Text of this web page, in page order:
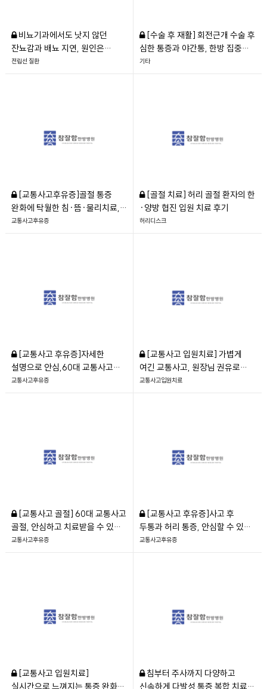
비뇨기과에서도 낫지 않던
잔뇨감과 배뇨 지연, 원인은
'골반저근 과긴장'
전립선 질환
[수술 후 재활] 회전근개 수술 후
심한 통증과 야간통, 한방 집중
치료로 빠른 일상 복귀
기타
[교통사고후유증]골절 통증
완화에 탁월한 침·뜸·물리치료,
대만족 교통사고 회복기
교통사고후유증
[골절 치료] 허리 골절 환자의 한
·양방 협진 입원 치료 후기
허리디스크
[교통사고 후유증]자세한
설명으로 안심,60대 교통사고
후기
교통사고후유증
[교통사고 입원치료] 가볍게
여긴 교통사고, 원장님 권유로
입원 후 통증 꽉 잡은 후기
교통사고입원치료
[교통사고 골절] 60대 교통사고
골절, 안심하고 치료받을 수 있는
참잘함 주치의 시스템
교통사고후유증
[교통사고 후유증]사고 후
두통과 허리 통증, 안심할 수 있는
치료 후기
교통사고후유증
[교통사고 입원치료]
실시간으로 느껴지는 통증 완화
침부터 주사까지 다양하고
신속하게 다발성 통증 복합 치료